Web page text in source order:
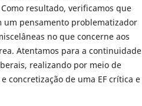
resultado, verificamos que
um pensamento problematizador
no que concerne aos
Atentamos para a continuidade
realizando por meio de
concretização de uma EF crítica e